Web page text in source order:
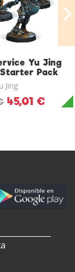
Yu Jing
Pack
Jing
45,01 €